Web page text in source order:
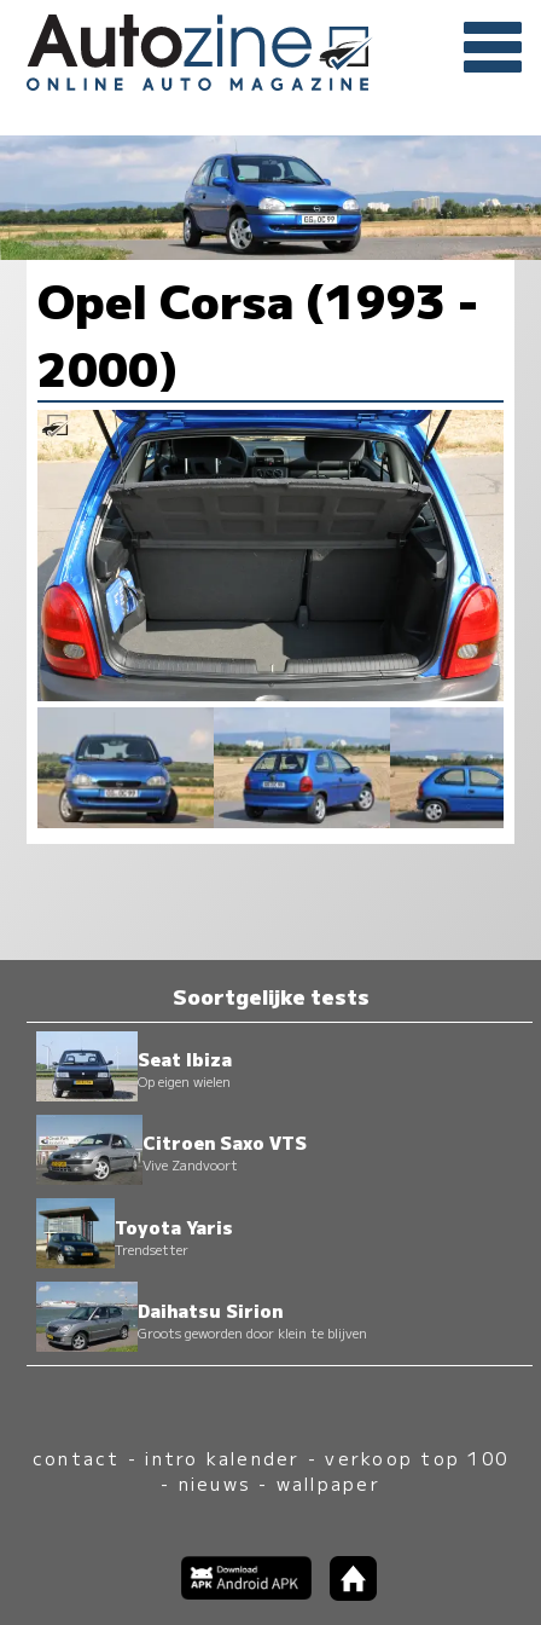
Opel Corsa (1993 -
2000)
Soortgelijke tests
Seat Ibiza
Op eigen wielen
Citroen Saxo VTS
Vive Zandvoort
Toyota Yaris
Trendsetter
Daihatsu Sirion
Groots geworden door klein te blijven
contact -intro kalender -verkoop top 100
- nieuws - wallpaper